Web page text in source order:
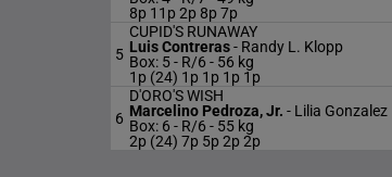
8p 11p 2p 8p 7p
5
CUPID'S RUNAWAY
Luis Contreras- Randy L. Klopp
Box: 5 - R/6 - 56 kg
1p (24) 1p 1p 1p 1p
6
D'ORO'S WISH
Marcelino Pedroza, Jr. - Lilia Gonzalez
Box: 6 - R/6 - 55 kg
2p (24) 7p 5p 2p 2p